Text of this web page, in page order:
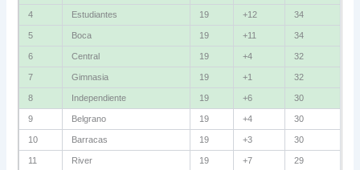
Grupo D
U. Católica
Cruzeiro 11
Boca Jrs.
Barcelona SC
Grupo E
4 Estudiantes 19 +12 34
5 Boca 19 +11 34
6 Central 19 +4 32
7 Gimnasia 19 +1 32
8 Independiente 19 +6 30
9 Belgrano 19 +4 30
10 Barracas 19 +3 30
11 River 19 +7 29